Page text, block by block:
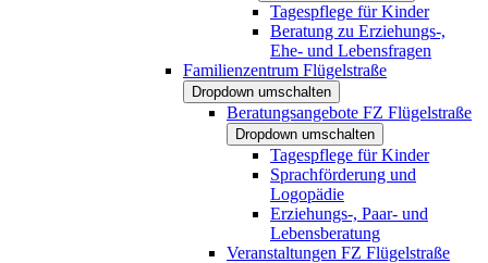
Tagespflege für Kinder
Beratung zu Erziehungs-,
Ehe- und Lebensfragen
Familienzentrum Flügelstraße
Dropdown umschalten
Beratungsangebote FZ Flügelstraße
Dropdown umschalten
Tagespflege für Kinder
Sprachförderung und
Logopädie
Erziehungs-, Paar- und
Lebensberatung
Veranstaltungen FZ Flügelstraße